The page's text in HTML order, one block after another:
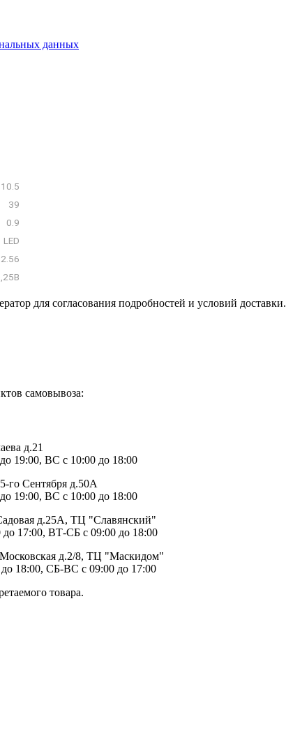
данных
10.5
39
0.9
LED
для согласования подробностей и условий доставки.
самовывоза:
д.21
19:00, ВС с 10:00 до 18:00
го Сентября д.50А
19:00, ВС с 10:00 до 18:00
д.25А, ТЦ "Славянский"
17:00, ВТ-СБ с 09:00 до 18:00
д.2/8, ТЦ "Маскидом"
18:00, СБ-ВС с 09:00 до 17:00
товара.